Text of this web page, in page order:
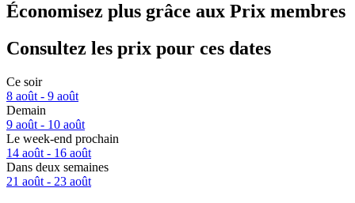
Économisez plus grâce aux Prix membres
Consultez les prix pour ces dates
Ce soir
8 août - 9 août
Demain
9 août - 10 août
Le week-end prochain
14 août - 16 août
Dans deux semaines
21 août - 23 août